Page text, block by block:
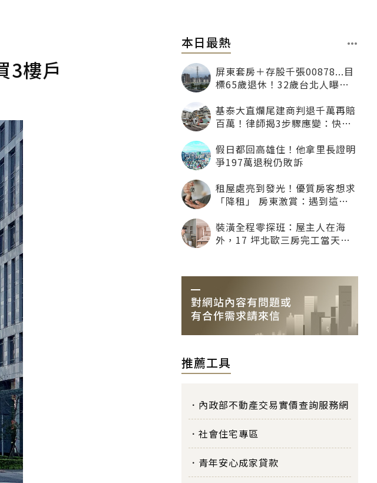
3樓戶
本日最熱
屏東套房＋存股千張00878...目
標65歲退休！32歲台北人曝：
基泰大直爛尾建商判退千萬再賠
百萬！律師揭3步驟應變：快通
假日都回高雄住！他拿里長證明
爭197萬退稅仍敗訴
租屋處亮到發光！優質房客想求
「降租」 房東激賞：遇到這種
裝潢全程零探班：屋主人在海
外，17 坪北歐三房完工當天才
推薦工具
內政部不動產交易實價查詢服務網
社會住宅專區
青年安心成家貸款